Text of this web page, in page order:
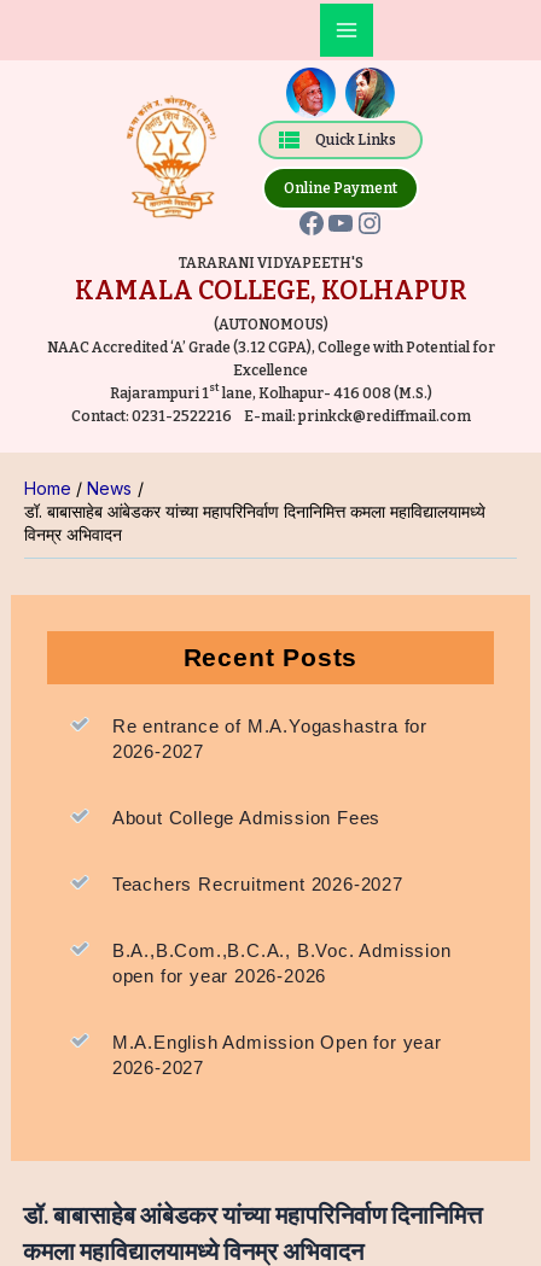
Quick Links
Main
Menu
Online Payment
Facebook
YouTube
Instagram
TARARANI VIDYAPEETH'S
KAMALA COLLEGE, KOLHAPUR
(AUTONOMOUS)
NAAC Accredited ‘A’ Grade (3.12 CGPA), College with Potential for
Excellence
Rajarampuri 1stlane, Kolhapur- 416 008 (M.S.)
Contact: 0231-2522216 E-mail:prinkck@rediffmail.com
Home
News
डॉ. बाबासाहेब आंबेडकर यांच्या महापरिनिर्वाण दिनानिमित्त कमला महाविद्यालयामध्ये
विनम्र अभिवादन
Recent Posts
Re entrance of M.A.Yogashastra for
2026-2027
About College Admission Fees
Teachers Recruitment 2026-2027
B.A.,B.Com.,B.C.A., B.Voc. Admission
open for year 2026-2026
M.A.English Admission Open for year
2026-2027
डॉ. बाबासाहेब आंबेडकर यांच्या महापरिनिर्वाण दिनानिमित्त
कमला महाविद्यालयामध्ये विनम्र अभिवादन